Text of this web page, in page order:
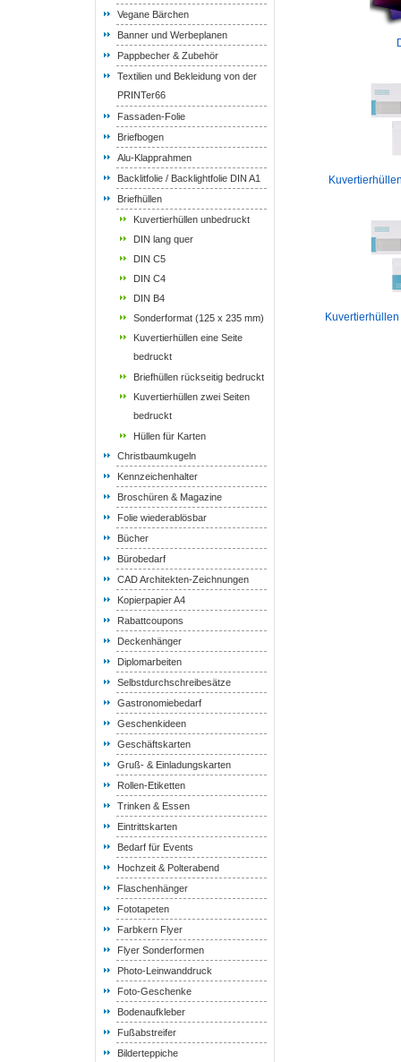
Vegane Bärchen
Banner und Werbeplanen
Pappbecher & Zubehör
Textilien und Bekleidung von der
PRINTer66
Fassaden-Folie
Briefbogen
Alu-Klapprahmen
Backlitfolie / Backlightfolie DIN A1
Briefhüllen
Kuvertierhüllen unbedruckt
DIN lang quer
DIN C5
DIN C4
DIN B4
Sonderformat (125 x 235 mm)
Kuvertierhüllen eine Seite
bedruckt
Briefhüllen rückseitig bedruckt
Kuvertierhüllen zwei Seiten
bedruckt
Hüllen für Karten
Christbaumkugeln
Kennzeichenhalter
Broschüren & Magazine
Folie wiederablösbar
Bücher
Bürobedarf
CAD Architekten-Zeichnungen
Kopierpapier A4
Rabattcoupons
Deckenhänger
Diplomarbeiten
Selbstdurchschreibesätze
Gastronomiebedarf
Geschenkideen
Geschäftskarten
Gruß- & Einladungskarten
Rollen-Etiketten
Trinken & Essen
Eintrittskarten
Bedarf für Events
Hochzeit & Polterabend
Flaschenhänger
Fototapeten
Farbkern Flyer
Flyer Sonderformen
Photo-Leinwanddruck
Foto-Geschenke
Bodenaufkleber
Fußabstreifer
Bilderteppiche